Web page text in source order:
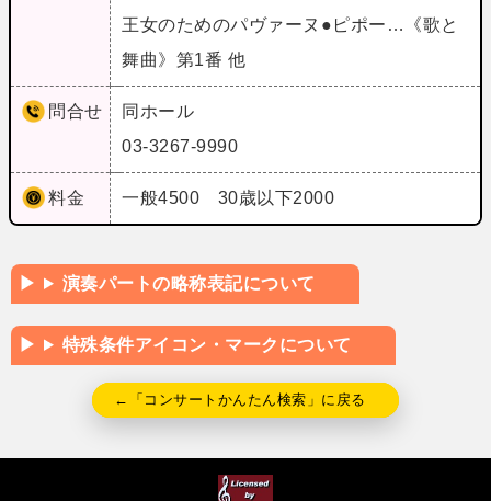
王女のためのパヴァーヌ●ピポー…《歌と
舞曲》第1番 他
問合せ
同ホール
03-3267-9990
料金 一般4500 30歳以下2000
演奏パートの略称表記について
特殊条件アイコン・マークについて
←「コンサートかんたん検索」に戻る